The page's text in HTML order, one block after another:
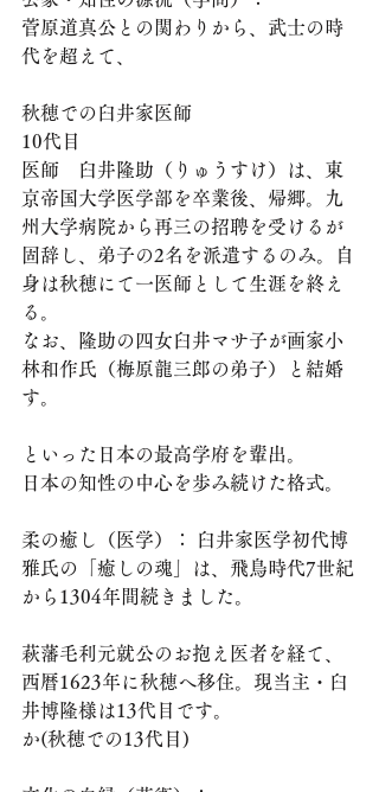
菅原道真公との関わりから、武士の時
代を超えて、
秋穂での臼井家医師
10代目
医師　臼井隆助（りゅうすけ）は、東
京帝国大学医学部を卒業後、帰郷。九
州大学病院から再三の招聘を受けるが
固辞し、弟子の2名を派遣するのみ。自
身は秋穂にて一医師として生涯を終え
る。
なお、隆助の四女臼井マサ子が画家小
林和作氏（梅原龍三郎の弟子）と結婚
す。
といった日本の最高学府を輩出。
日本の知性の中心を歩み続けた格式。
​柔の癒し（医学）： 臼井家医学初代博
雅氏の「癒しの魂」は、飛鳥時代7世紀
から1304年間続きました。
萩藩毛利元就公のお抱え医者を経て、
西暦1623年に秋穂へ移住。現当主・臼
井博隆様は13代目です。
か(秋穂での13代目)